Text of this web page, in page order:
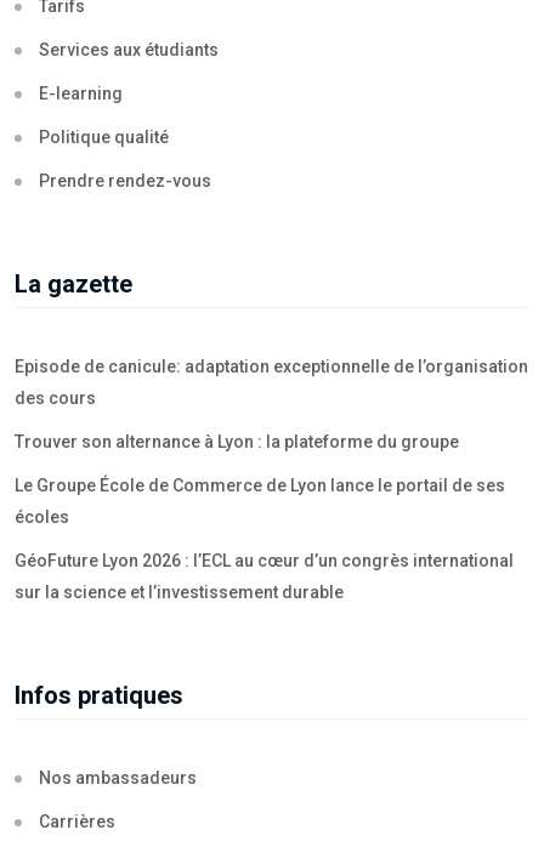
Tarifs
Services aux étudiants
E-learning
Politique qualité
Prendre rendez-vous
La gazette
Episode de canicule: adaptation exceptionnelle de l’organisation
des cours
Trouver son alternance à Lyon : la plateforme du groupe
Le Groupe École de Commerce de Lyon lance le portail de ses
écoles
GéoFuture Lyon 2026 : l’ECL au cœur d’un congrès international
sur la science et l’investissement durable
Infos pratiques
Nos ambassadeurs
Carrières